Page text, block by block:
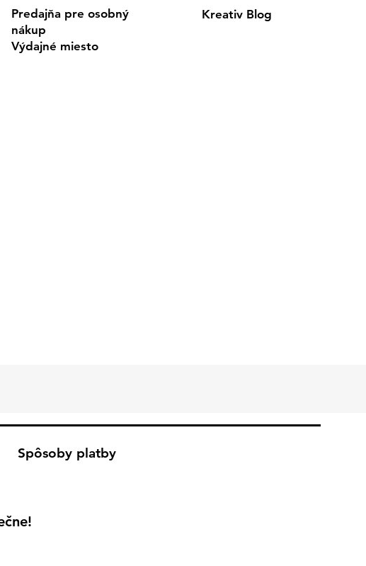
Predajňa pre osobný
nákup
Výdajné miesto
Kreativ Blog
Spôsoby platby